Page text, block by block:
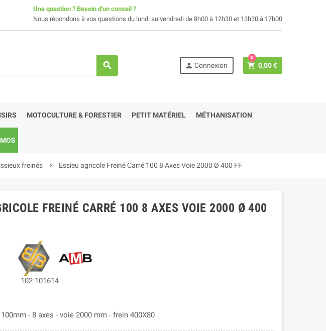
Une question ? Besoin d'un conseil ?
Nous répondons à vos questions du lundi au vendredi de 8h00 à 12h30 et 13h30 à 17h00
search person Connexion shopping_cart 0,00 €
0
MOTOCULTURE & FORESTIER PETIT MATÉRIEL MÉTHANISATION
freinés chevron_right Essieu agricole Freiné Carré 100 8 Axes Voie 2000 Ø 400 FF
FREINÉ CARRÉ 100 8 AXES VOIE 2000 Ø 400
102-101614
- 8 axes - voie 2000 mm - frein 400X80